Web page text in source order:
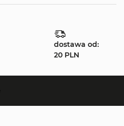
dostawa od:
20 PLN